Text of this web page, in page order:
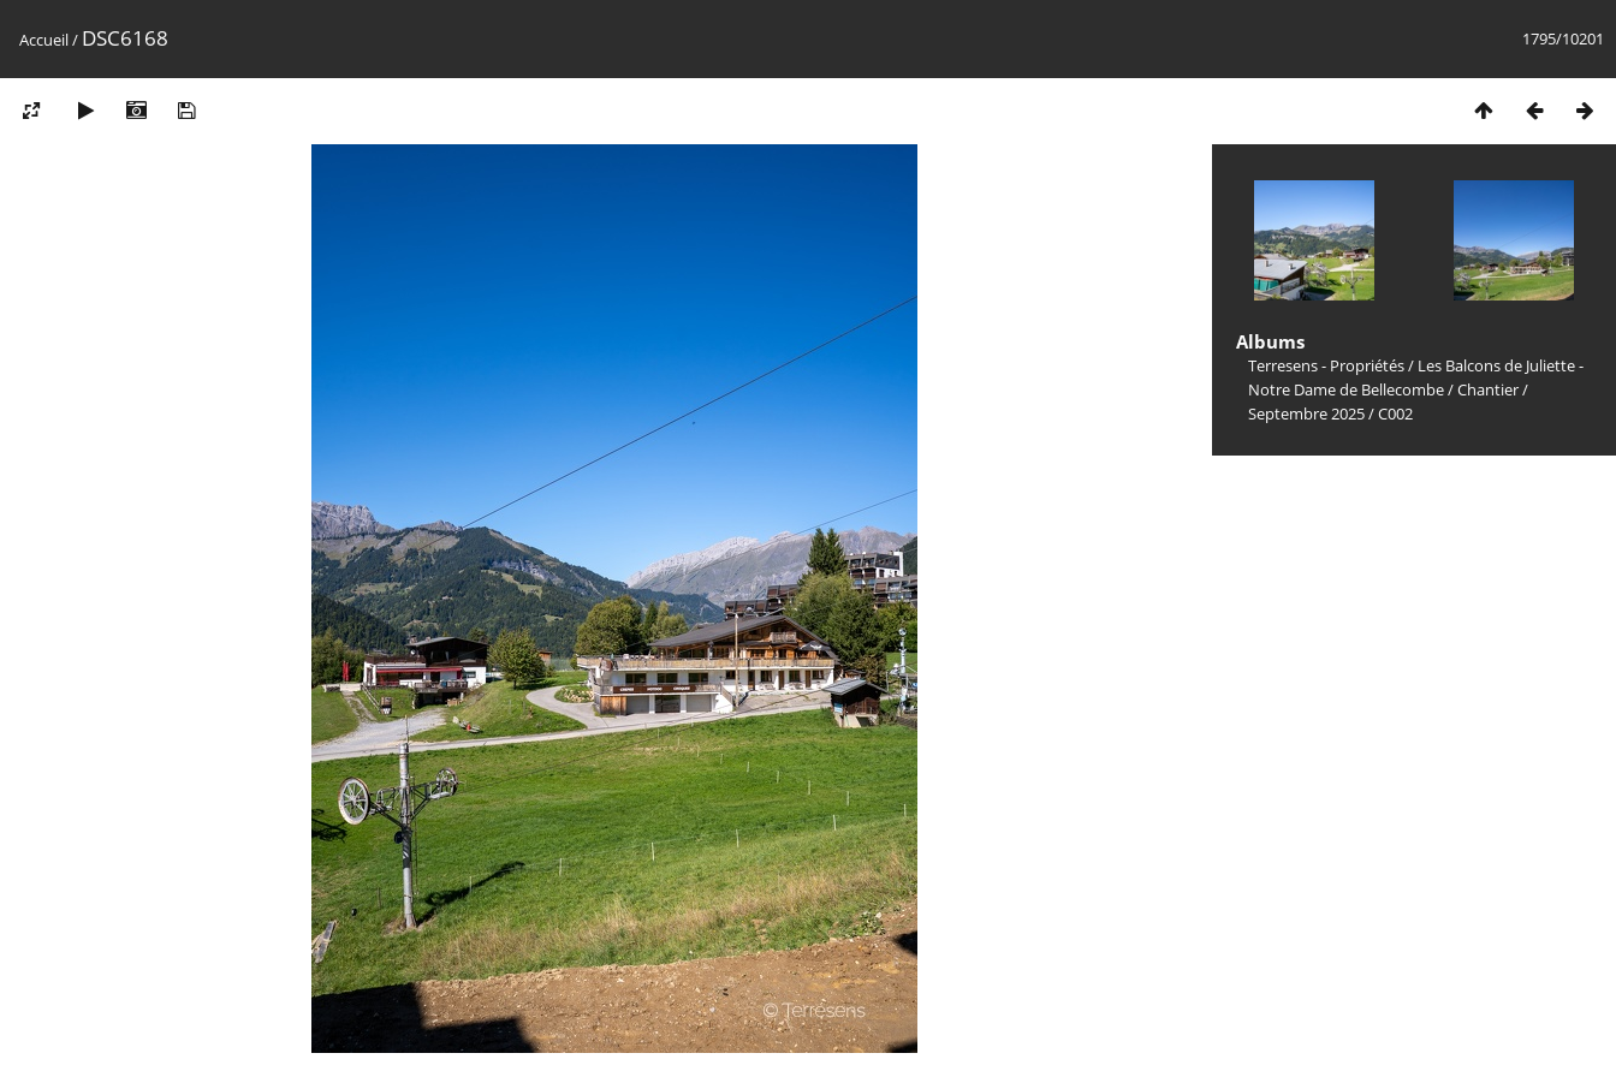
1795/10201
Accueil/ DSC6168
Albums
Terresens - Propriétés/ Les Balcons de Juliette -
Notre Dame de Bellecombe/Chantier/
Septembre 2025/C002